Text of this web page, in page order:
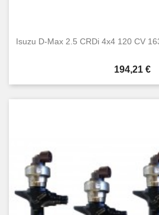
Isuzu D-Max 2.5 CRDi 4x4 120 CV
Prix
194,21 €